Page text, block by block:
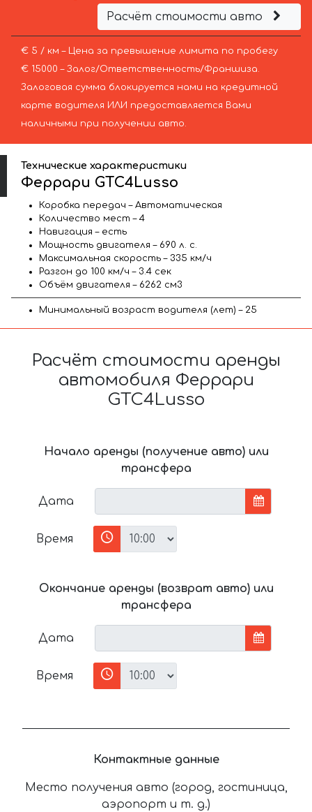
Расчёт стоимости авто
€ 5 / км – Цена за превышение лимита по пробегу
€ 15000 – Залог/Ответственность/Франшиза.
Залоговая сумма блокируется нами на кредитной
карте водителя ИЛИ предоставляется Вами
наличными при получении авто.
Технические характеристики
Феррари GTC4Lusso
Коробка передач – Автоматическая
Количество мест – 4
Навигация – есть
Мощность двигателя – 690 л. с.
Максимальная скорость – 335 км/ч
Разгон до 100 км/ч – 3.4 сек
Объём двигателя – 6262 см3
Минимальный возраст водителя (лет) – 25
Расчёт стоимости аренды
автомобиля Феррари
GTC4Lusso
Начало аренды (получение авто) или
трансфера
Дата
Время
Окончание аренды (возврат авто) или
трансфера
Дата
Время
Контактные данные
Место получения авто (город, гостиница,
аэропорт и т. д.)